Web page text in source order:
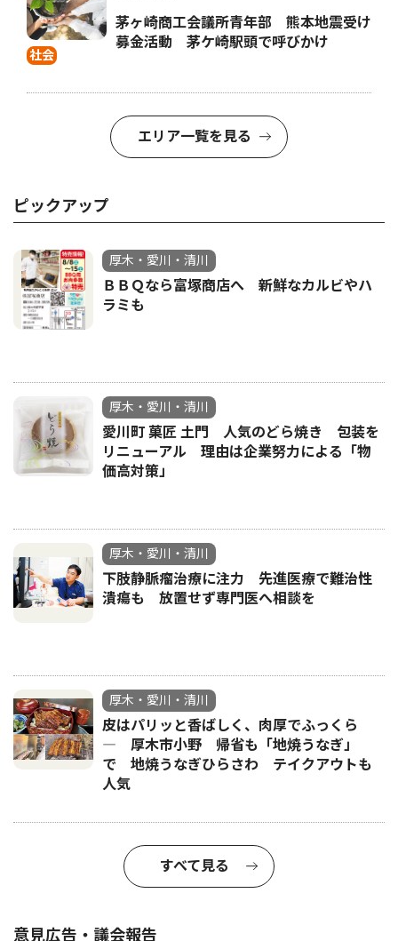
社会
茅ヶ崎商工会議所青年部 熊本地震受け
募金活動 茅ケ崎駅頭で呼びかけ
エリア一覧を見る
ピックアップ
厚木・愛川・清川
ＢＢＱなら富塚商店へ 新鮮なカルビやハ
ラミも
厚木・愛川・清川
愛川町 菓匠 土門 人気のどら焼き 包装を
リニューアル 理由は企業努力による「物
価高対策」
厚木・愛川・清川
下肢静脈瘤治療に注力 先進医療で難治性
潰瘍も 放置せず専門医へ相談を
厚木・愛川・清川
皮はパリッと香ばしく、肉厚でふっくら
― 厚木市小野 帰省も「地焼うなぎ」
で 地焼うなぎひらさわ テイクアウトも
人気
すべて見る
意見広告・議会報告